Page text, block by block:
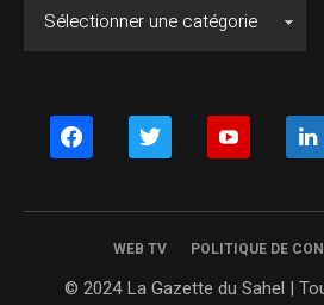
facebook twitter youtube
WEB TV POLITIQUE DE
© 2024 La Gazette du Sahel |